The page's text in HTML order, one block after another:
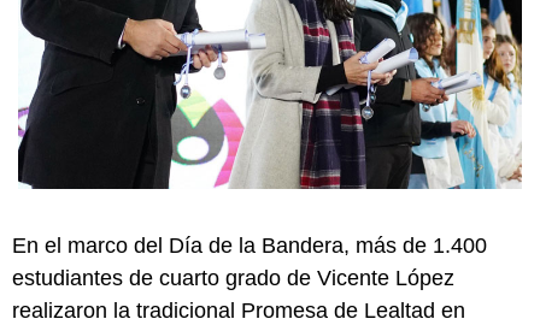
En el marco del Día de la Bandera, más de 1.400
estudiantes de cuarto grado de Vicente López
realizaron la tradicional Promesa de Lealtad en